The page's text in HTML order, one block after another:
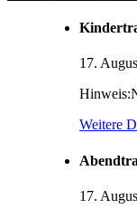
17.
Weitere
17.